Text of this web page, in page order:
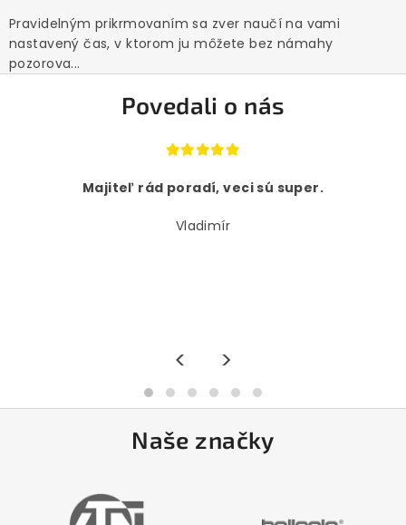
Pravidelným prikrmovaním sa zver naučí na vami
nastavený čas, v ktorom ju môžete bez námahy
pozorova...
Povedali o nás
Majiteľ rád poradí, veci sú super.
Vladimír
< >
Naše značky